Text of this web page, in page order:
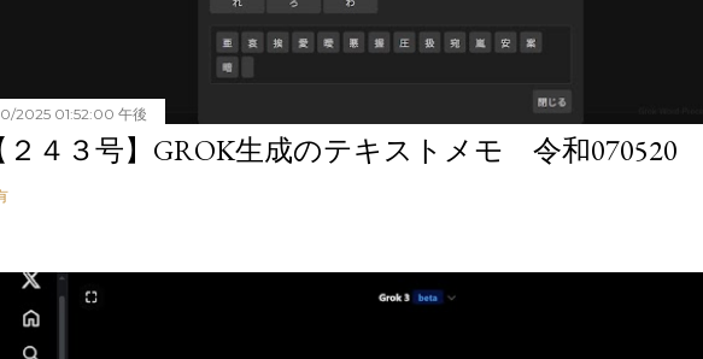
2025 01:52:00 午後
２４３号】GROK生成のテキストメモ 令和070520